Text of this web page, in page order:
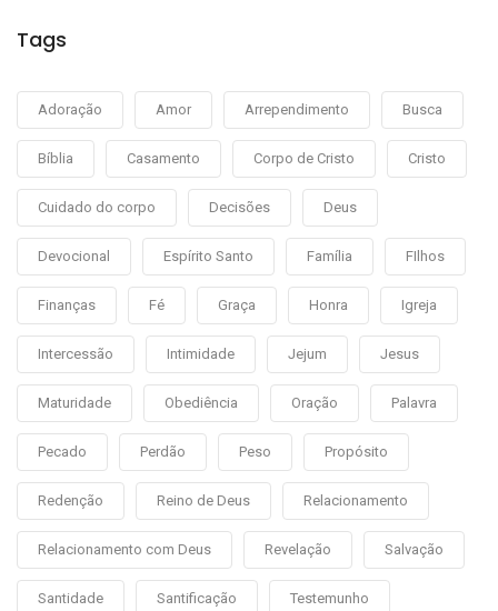
Tags
Adoração Amor Arrependimento Busca
Bíblia Casamento Corpo de Cristo Cristo
Cuidado do corpo Decisões Deus
Devocional Espírito Santo Família FIlhos
Finanças Fé Graça Honra Igreja
Intercessão Intimidade Jejum Jesus
Maturidade Obediência Oração Palavra
Pecado Perdão Peso Propósito
Redenção Reino de Deus Relacionamento
Relacionamento com Deus Revelação Salvação
Santidade Santificação Testemunho